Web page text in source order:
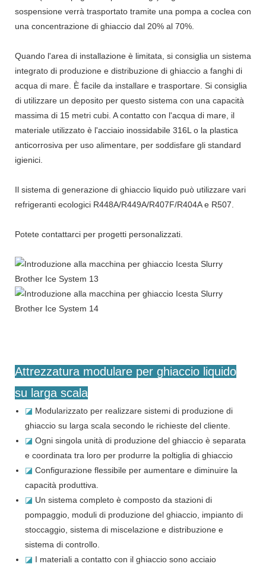
sospensione verrà trasportato tramite una pompa a coclea con
una concentrazione di ghiaccio dal 20% al 70%.
Quando l'area di installazione è limitata, si consiglia un sistema
integrato di produzione e distribuzione di ghiaccio a fanghi di
acqua di mare. È facile da installare e trasportare. Si consiglia
di utilizzare un deposito per questo sistema con una capacità
massima di 15 metri cubi. A contatto con l'acqua di mare, il
materiale utilizzato è l'acciaio inossidabile 316L o la plastica
anticorrosiva per uso alimentare, per soddisfare gli standard
igienici.
Il sistema di generazione di ghiaccio liquido può utilizzare vari
refrigeranti ecologici R448A/R449A/R407F/R404A e R507.
Potete contattarci per progetti personalizzati.
Attrezzatura modulare per ghiaccio liquido
su larga scala
◪ Modularizzato per realizzare sistemi di produzione di
ghiaccio su larga scala secondo le richieste del cliente.
◪ Ogni singola unità di produzione del ghiaccio è separata
e coordinata tra loro per produrre la poltiglia di ghiaccio
◪ Configurazione flessibile per aumentare e diminuire la
capacità produttiva.
◪ Un sistema completo è composto da stazioni di
pompaggio, moduli di produzione del ghiaccio, impianto di
stoccaggio, sistema di miscelazione e distribuzione e
sistema di controllo.
◪ I materiali a contatto con il ghiaccio sono acciaio